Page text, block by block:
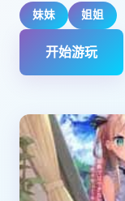
妹妹 姐姐
开始游玩